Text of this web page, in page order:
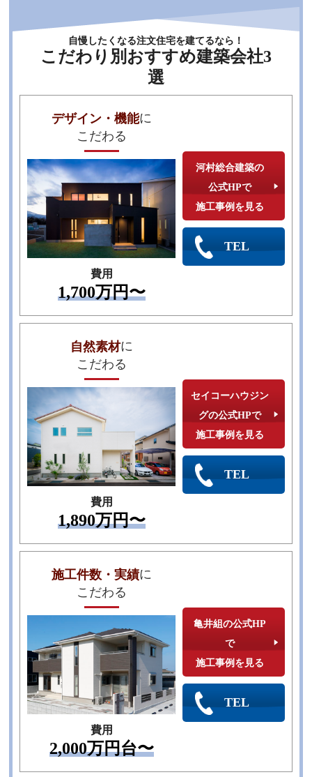
自慢したくなる注文住宅を建てるなら！
こだわり別おすすめ建築会社3
選
デザイン・機能に
こだわる
費用
1,700万円〜
河村総合建築の
公式HPで
施工事例を見る
TEL
自然素材に
こだわる
費用
1,890万円〜
セイコーハウジン
グの公式HPで
施工事例を見る
TEL
施工件数・実績に
こだわる
費用
2,000万円台〜
亀井組の公式HP
で
施工事例を見る
TEL